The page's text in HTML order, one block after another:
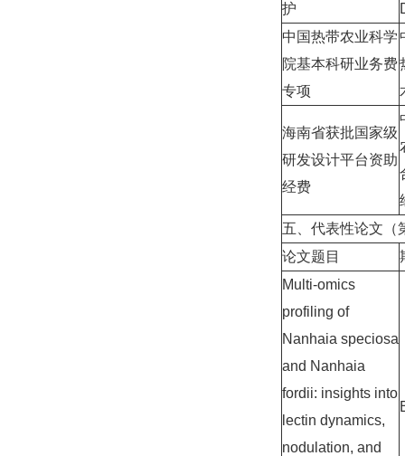
护
中国热带农业科学
院基本科研业务费
专项
海南省获批国家级
研发设计平台资助
经费
五、代表性论文（
论文题目
Multi-omics
profiling of
Nanhaia speciosa
and Nanhaia
fordii: insights into
lectin dynamics,
nodulation, and